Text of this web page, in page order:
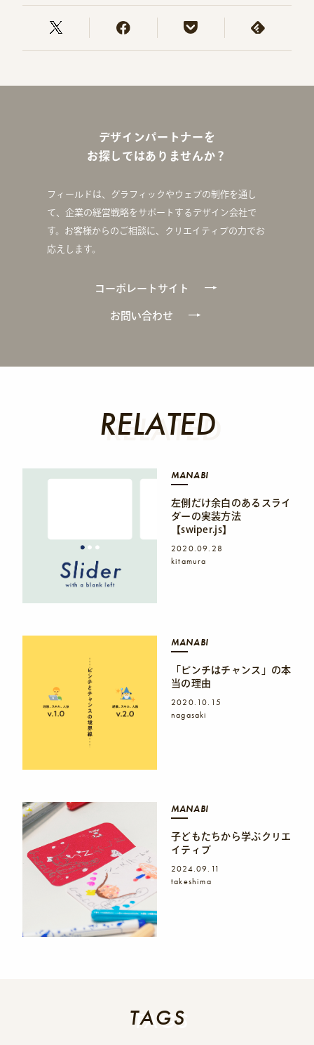
デザインパートナーを
お探しではありませんか？
フィールドは、グラフィックやウェブの制作を通し
て、企業の経営戦略をサポートするデザイン会社で
す。お客様からのご相談に、クリエイティブの力でお
応えします。
コーポレートサイト
お問い合わせ
RELATED
RELATED
MANABI
左側だけ余白のあるスライ
ダーの実装方法
【swiper.js】
2020.09.28
kitamura
MANABI
「ピンチはチャンス」の本
当の理由
2020.10.15
nagasaki
MANABI
子どもたちから学ぶクリエ
イティブ
2024.09.11
takeshima
TAGS
TAGS